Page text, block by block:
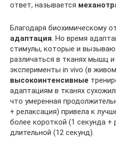
ответ, называется
Благодаря биохимическому
адаптация. Но время
стимулы, которые и
различаться в тканях мышц
эксперименты in vivo (в
высокоинтенсивные
адаптациям в тканях
что умеренная
+ релаксация) привела к
более короткой (1 секунда +
длительной (12 секунд).